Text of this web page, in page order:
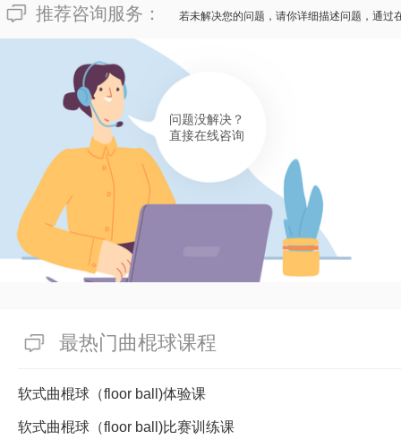
推荐咨询服务： 若未解决您的问题，请你详细描述问题，通过
问题没解决？
直接在线咨询
最热门曲棍球课程
软式曲棍球（floor ball)体验课
软式曲棍球（floor ball)比赛训练课